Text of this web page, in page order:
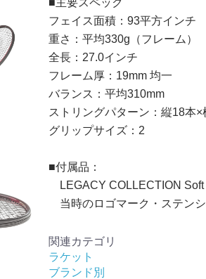
■主要スペック
フェイス面積：93平方インチ
重さ：平均330g（フレーム）
全長：27.0インチ
フレーム厚：19mm 均一
バランス：平均310mm
ストリングパターン：縦18本×
グリップサイズ：2
■付属品：
LEGACY COLLECTION Soft
当時のロゴマーク・ステンシ
関連カテゴリ
ラケット
ブランド別